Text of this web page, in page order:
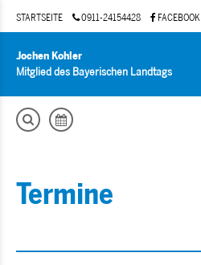
STARTSEITE 0911-24154428 FACEBOOK
Jochen Kohler
Mitglied des Bayerischen Landtags
Termine